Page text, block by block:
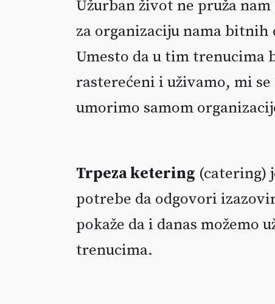
Užurban život ne pruža
za organizaciju nama bitnih
Umesto da u tim trenucima
rasterećeni i uživamo, mi
umorimo samom
Trpeza ketering (catering)
potrebe da odgovori
pokaže da i danas možemo
trenucima.